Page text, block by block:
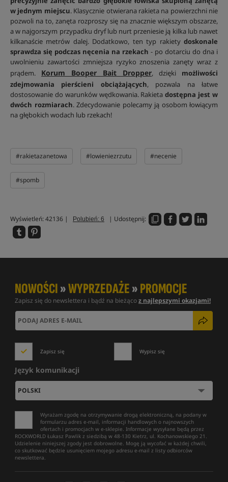
w jednym miejscu. Klasycznie otwierana rakieta na powierzchni nie
pozwoli na to, zanęta rozproszy się na znacznie większym obszarze,
a w najgorszym przypadku dryf lub nurt przeniesie ją kilka lub nawet
kilkanaście metrów dalej. Dodatkowo, ten typ rakietydoskonale
sprawdza się podczas nęcenia na rzekach - po dotarciu do dna i
uwolnieniu zawartości zmniejsza ryzyko znoszenia zanęty wraz z
prądem. Korum Booper Bait Dropper, dzięki możliwości
zdejmowania pierścieni obciążających, pozwala na łatwe
dostosowanie do warunków wędkowania. Rakietadostępna jest w
dwóch rozmiarach. Zdecydowanie polecamy ją osobom łowiącym
na głębokich wodach lub rzekach!
#rakietazanetowa #lowieniezrzutu #necenie
#spomb
Wyświetleń: 42136 | Polubień: 6 | Udostępnij:
NOWOŚCI»WYPRZEDAŻE»PROMOCJE
Zapisz się do newslettera i bądź na bieżącoz najlepszymi okazjami!
Zapisz się Wypisz się
Język komunikacji
Wyrażam zgodę na otrzymywanie drogą elektroniczną, na podany w
formularzu adres e-mail, informacji handlowych o najnowszych
ofertach i promocjach w e-sklepie. Informacje wysyłane będą przez
ROCKWORLD Łukasz Pawlik z siedzibą w 48-130 Kietrz, ul. Kochanowskiego 21.
Udzielenie niniejszej zgody jest dobrowolne. Mogę ją wycofać w każdej chwili,
co skutkować będzie usunięciem mojego adresu e-mail z listy odbiorców
newslettera.